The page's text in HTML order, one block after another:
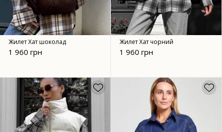
Жилет Хат шоколад
1 960 грн
Жилет Хат чорний
1 960 грн